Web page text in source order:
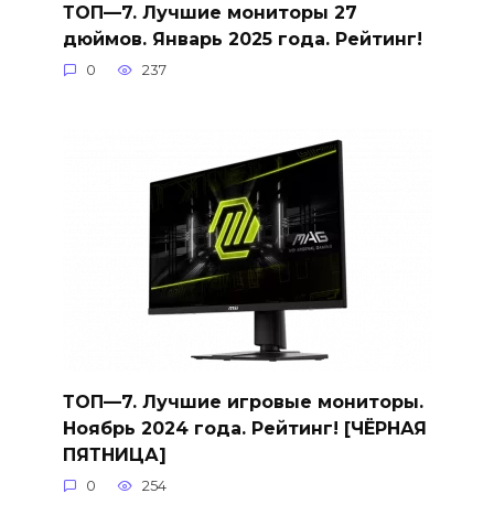
ТОП—7. Лучшие мониторы 27
дюймов. Январь 2025 года. Рейтинг!
0 237
ТОП—7. Лучшие игровые мониторы.
Ноябрь 2024 года. Рейтинг! [ЧЁРНАЯ
ПЯТНИЦА]
0 254